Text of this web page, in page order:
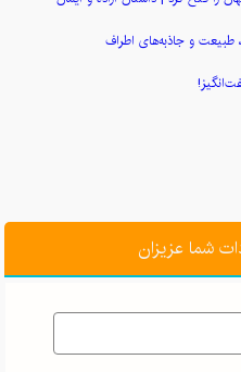
طبیعت و جاذبه‌های اطراف
شما عزیزان